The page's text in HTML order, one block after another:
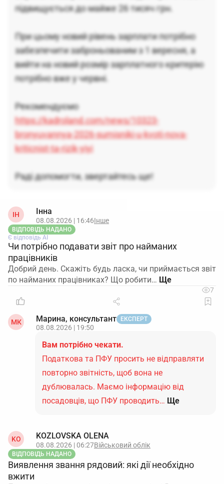
підвищується до майже 26 тисяч грн.
При цьому новий рівень зарплати потрібно
забезпечити заброньованим з 1 вересня, а
вийти на новий розмір зарплатного критерію
потрібно вже у червні.
Рекомендуємо
https://kadroland.com/news/10323-
bronyuvannya-2026-sumisniki-u-kvoti-nova-
kriticnist-ta-rizik-yiyi
Раді допомогти, звертайтесь ще!
ІН Інна
08.08.2026 | 16:46Інше
ВІДПОВІДЬ НАДАНО
Є відповідь АІ
Чи потрібно подавати звіт про найманих
працівників
Добрий день. Скажіть будь ласка, чи приймається звіт
по найманих працівниках? Що робити…
7
МК Марина, консультант ЕКСПЕРТ
08.08.2026 | 19:50
Вам потрібно чекати.
Податкова та ПФУ просить не відправляти
повторно звітність, щоб вона не
дублювалась. Маємо інформацію від
посадовців, що ПФУ проводить… Ще
KO KOZLOVSKA OLENA
08.08.2026 | 06:27Військовий облік
ВІДПОВІДЬ НАДАНО
Виявлення звання рядовий: які дії необхідно
вжити